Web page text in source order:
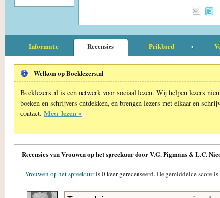
Informatie Recensies Prikbord
Welkom op Boeklezers.nl
Boeklezers.nl is een netwerk voor sociaal lezen. Wij helpen lezers
boeken en schrijvers ontdekken, en brengen lezers met elkaar en
contact. Meer lezen »
Recensies van Vrouwen op het spreekuur door V.G. Pigmans & L.C.
Vrouwen op het spreekuuris0keer gerecenseerd. De gemiddelde score is